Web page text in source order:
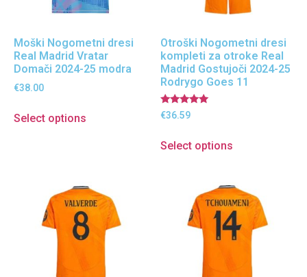
Moški Nogometni dresi
Real Madrid Vratar
Domači 2024-25 modra
€38.00
Select options
Otroški Nogometni dresi
kompleti za otroke Real
Madrid Gostujoči 2024-25
Rodrygo Goes 11
Ocenjeno
5.00
€36.59
Select options